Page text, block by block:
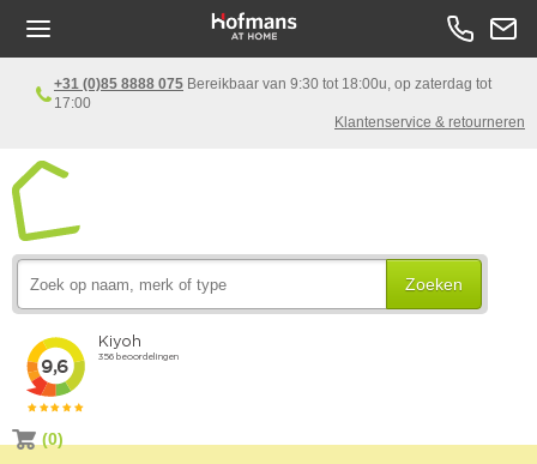
+31 (0)85 8888 075 Bereikbaar van 9:30 tot 18:00u, op zaterdag tot
17:00
Klantenservice & retourneren
Zoeken
(0)